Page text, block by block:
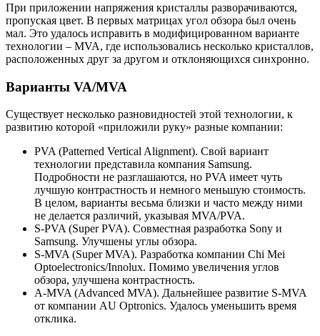
При приложении напряжения кристаллы разворачиваются,
пропуская цвет. В первых матрицах угол обзора был очень
мал. Это удалось исправить в модифицированном варианте
технологии – MVA, где использовались несколько кристаллов,
расположенных друг за другом и отклоняющихся синхронно.
Варианты VA/MVA
Существует несколько разновидностей этой технологии, к
развитию которой «приложили руку» разные компании:
PVA (Patterned Vertical Alignment). Свой вариант
технологии представила компания Samsung.
Подробности не разглашаются, но PVA имеет чуть
лучшую контрастность и немного меньшую стоимость.
В целом, варианты весьма близки и часто между ними
не делается различий, указывая MVA/PVA.
S-PVA (Super PVA). Совместная разработка Sony и
Samsung. Улучшены углы обзора.
S-MVA (Super MVA). Разработка компании Chi Mei
Optoelectronics/Innolux. Помимо увеличения углов
обзора, улучшена контрастность.
A-MVA (Advanced MVA). Дальнейшее развитие S-MVA
от компании AU Optronics. Удалось уменьшить время
отклика.